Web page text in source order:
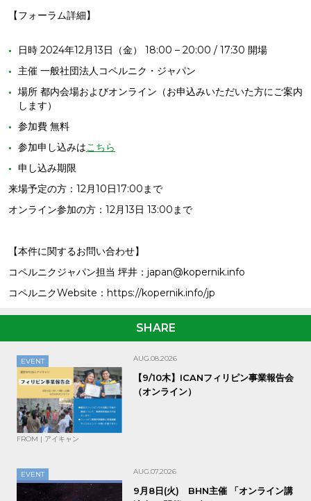
【フォーラム詳細】
日時 2024年12月13日（金） 18:00 – 20:00 / 17:30 開場
主催 一般社団法人コペルニク・ジャパン
場所 都内会場およびオンライン（お申込みいただいた方にご案内
します）
参加費 無料
参加申し込みはこちら
申し込み期限
来場予定の方：12月10日17:00まで
オンライン参加の方：12月13日 13:00まで
【本件に関するお問い合わせ】
コペルニクジャパン担当 坪井：japan@kopernik.info
コペルニクWebsite：https://kopernik.info/jp
SHARE
EVENT AUG.08.2026
【9/10木】ICANフィリピン事業報告会
（オンライン）
FROM | アイキャン
EVENT AUG.07.2026
9月8日(火) BHN主催 「オンライン講